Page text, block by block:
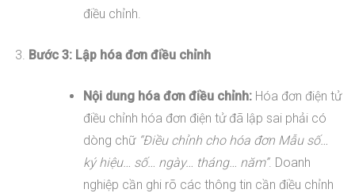
điều chỉnh.
Bước 3: Lập hóa đơn điều chỉnh
Nội dung hóa đơn điều chỉnh:Hóa đơn điện tử
điều chỉnh hóa đơn điện tử đã lập sai phải có
dòng chữ “Điều chỉnh cho hóa đơn Mẫu số…
ký hiệu… số… ngày… tháng… năm”. Doanh
nghiệp cần ghi rõ các thông tin cần điều chỉnh